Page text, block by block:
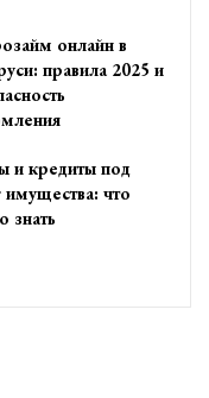
онлайн в
правила 2025 и
и кредиты под
имущества: что
знать